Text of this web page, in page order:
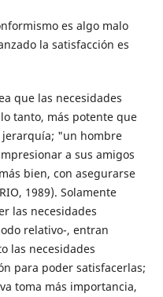
es algo malo
la satisfacción es
que las necesidades
tanto, más potente que
jerarquía; "un hombre
a sus amigos
bien, con asegurarse
1989). Solamente
las necesidades
relativo-, entran
las necesidades
para poder satisfacerlas;
toma más importancia,